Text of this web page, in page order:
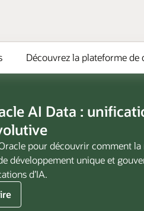
Découvrez la plateforme de
AI Data :
pour découvrir comment
développement unique et
d’IA.